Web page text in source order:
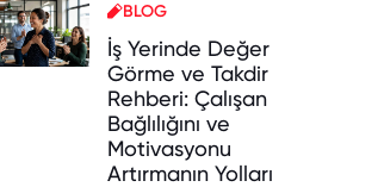
BLOG
İş Yerinde Değer
Görme ve Takdir
Rehberi: Çalışan
Bağlılığını ve
Motivasyonu
Artırmanın Yolları